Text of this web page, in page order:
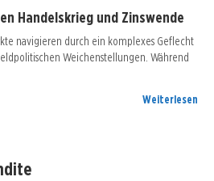
Handelskrieg und Zinswende
navigieren durch ein komplexes Geflecht
Weichenstellungen. Während
Weiterlesen